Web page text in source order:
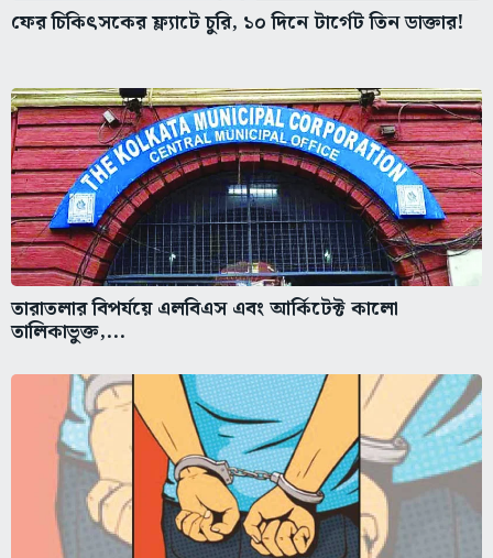
ফের চিকিৎসকের ফ্ল্যাটে চুরি, ১০ দিনে টার্গেট তিন ডাক্তার!
তারাতলার বিপর্যয়ে এলবিএস এবং আর্কিটেক্ট কালো
তালিকাভুক্ত,...